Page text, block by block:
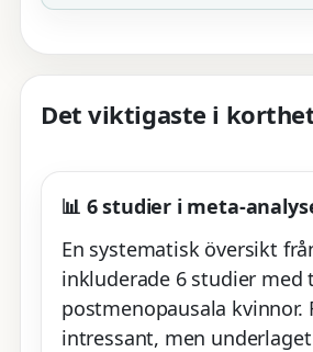
Det viktigaste i
📊 6 studier i meta-
En systematisk översikt
inkluderade 6 studier med
postmenopausala kvinnor.
intressant, men